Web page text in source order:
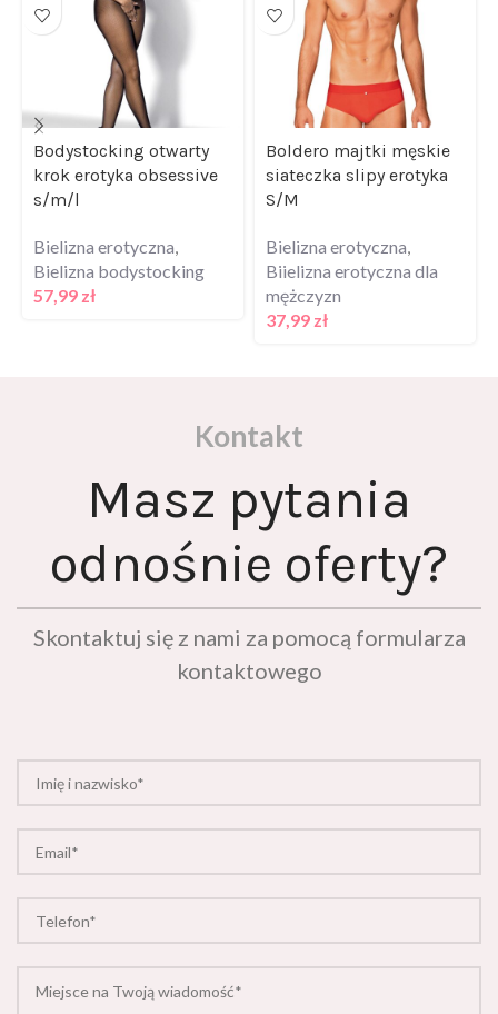
Bodystocking otwarty
krok erotyka obsessive
s/m/l
Bielizna erotyczna
Bielizna bodystocking
57,99 zł
Boldero majtki męskie
siateczka slipy erotyka
S/M
Bielizna erotyczna
Biielizna erotyczna dla
mężczyzn
37,99 zł
Kontakt
Masz pytania
odnośnie oferty?
Skontaktuj się z nami za pomocą formularza
kontaktowego